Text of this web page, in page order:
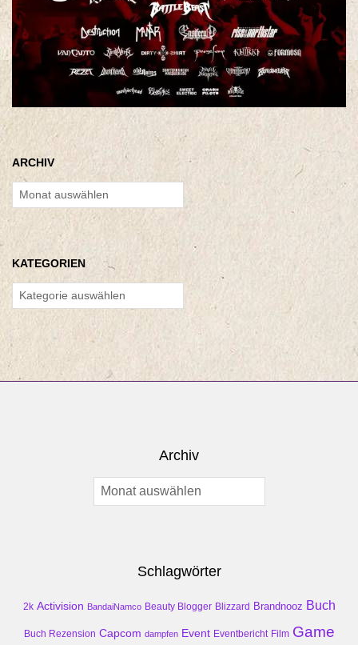
ARCHIV
Archiv
KATEGORIEN
Kategorien
Archiv
Archiv
Schlagwörter
2k Activision BandaiNamco Beauty Blogger Blizzard Brandnooz Buch
Buch Rezension Capcom dampfen Event Eventbericht Film Game